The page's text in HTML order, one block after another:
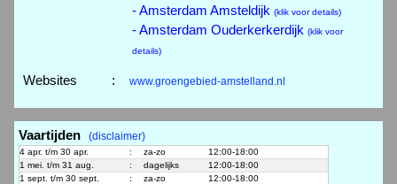
- Amsterdam Amsteldijk (klik voor details)
- Amsterdam Ouderkerkerdijk (klik voor
details)
Websites : www.groengebied-amstelland.nl
Vaartijden (disclaimer)
4 apr. t/m 30 apr. : za-zo
12:00-18:00
1 mei. t/m 31 aug.
: dagelijks
12:00-18:00
1 sept. t/m 30 sept.
: za-zo 12:00-18:00